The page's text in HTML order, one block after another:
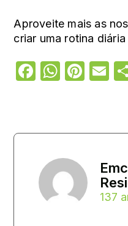
Aproveite mais as
criar uma rotina
Facebook
137